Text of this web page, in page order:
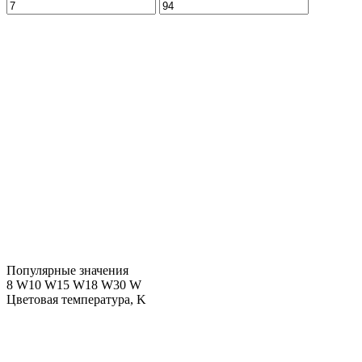
Популярные значения
8 W10 W15 W18 W30 W
Цветовая температура, K